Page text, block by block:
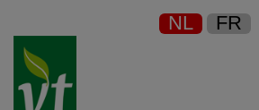
NL FR